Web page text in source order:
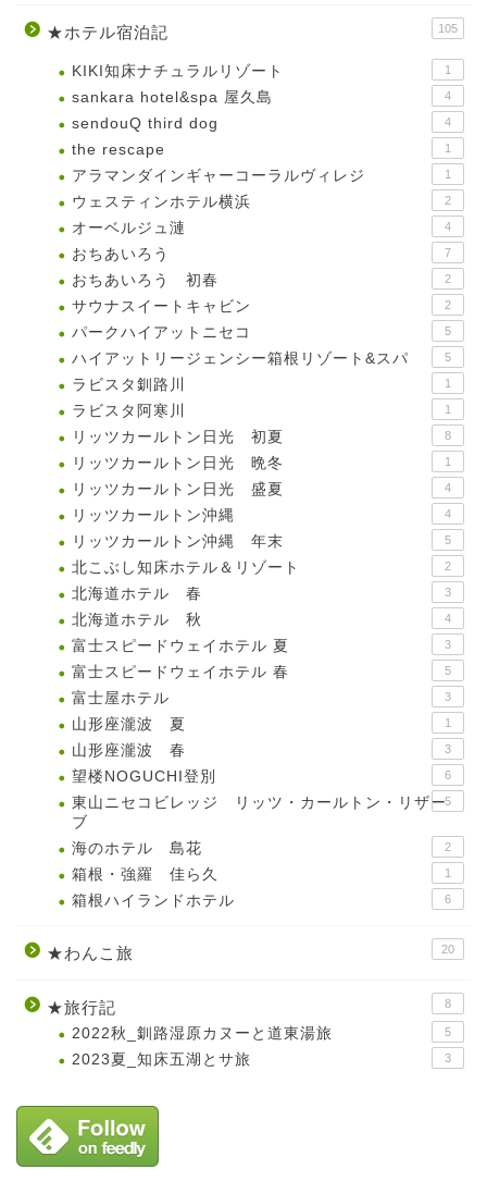
★ホテル宿泊記 105
KIKI知床ナチュラルリゾート 1
sankara hotel&spa 屋久島 4
sendouQ third dog 4
the rescape 1
アラマンダインギャーコーラルヴィレジ 1
ウェスティンホテル横浜 2
オーベルジュ漣 4
おちあいろう 7
おちあいろう 初春 2
サウナスイートキャビン 2
パークハイアットニセコ 5
ハイアットリージェンシー箱根リゾート&スパ 5
ラビスタ釧路川 1
ラビスタ阿寒川 1
リッツカールトン日光 初夏 8
リッツカールトン日光 晩冬 1
リッツカールトン日光 盛夏 4
リッツカールトン沖縄 4
リッツカールトン沖縄 年末 5
北こぶし知床ホテル＆リゾート 2
北海道ホテル 春 3
北海道ホテル 秋 4
富士スピードウェイホテル 夏 3
富士スピードウェイホテル 春 5
富士屋ホテル 3
山形座瀧波 夏 1
山形座瀧波 春 3
望楼NOGUCHI登別 6
東山ニセコビレッジ リッツ・カールトン・リザー
ブ
5
海のホテル 島花 2
箱根・強羅 佳ら久 1
箱根ハイランドホテル 6
★わんこ旅 20
★旅行記 8
2022秋_釧路湿原カヌーと道東湯旅 5
2023夏_知床五湖とサ旅 3